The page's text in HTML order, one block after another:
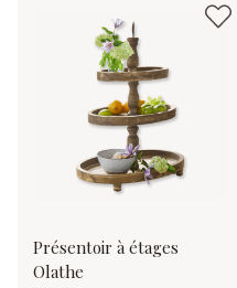
Présentoir à étages
Olathe